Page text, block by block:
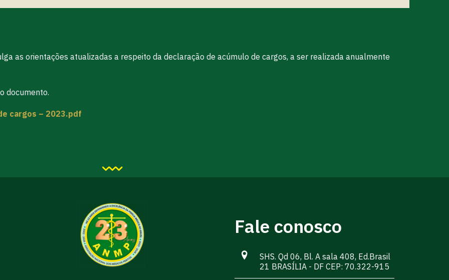
as orientações atualizadas a respeito da declaração de acúmulo de cargos, a ser realizada anualmente
documento.
cargos – 2023.pdf
Fale conosco
SHS. Qd 06, Bl. A sala 408, Ed.Brasil
21 BRASÍLIA - DF CEP: 70.322-915